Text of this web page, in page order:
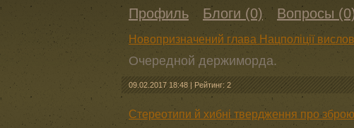
Профиль Блоги (0) Вопросы
Новопризначений глава Нацполіції
Очередной держиморда.
09.02.2017 18:48 | Рейтинг: 2
Стереотипи й хибні твердження про